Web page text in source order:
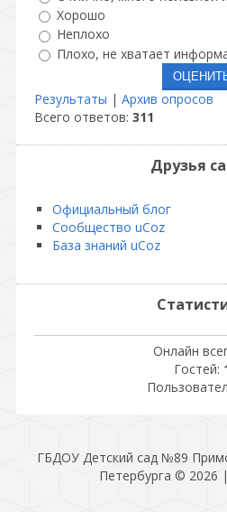
Хорошо
Неплохо
Плохо, не хватает
Результаты | Архив опросов
Всего ответов: 311
Друзья
Официальный блог
Сообщество uCoz
База знаний uCoz
Онлайн
Гостей:
ГБДОУ Детский сад №89
Петербурга © 2026 |